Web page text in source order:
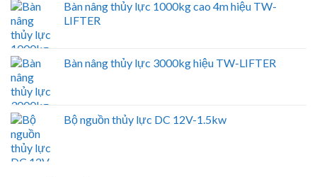
Bàn nâng thủy lực 1000kg cao 4m hiệu TW-
LIFTER
Bàn nâng thủy lực 3000kg hiệu TW-LIFTER
Bộ nguồn thủy lực DC 12V-1.5kw